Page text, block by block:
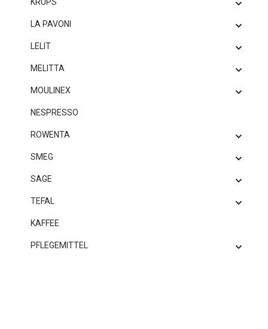
LA PAVONI
LELIT
MELITTA
MOULINEX
NESPRESSO
ROWENTA
SMEG
SAGE
TEFAL
KAFFEE
PFLEGEMITTEL